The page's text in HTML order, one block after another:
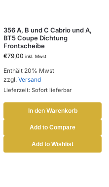
356 A, B und C Cabrio und A,
BT5 Coupe Dichtung
Frontscheibe
€79,00 inkl. Mwst
Enthält 20% Mwst
zzgl. Versand
Lieferzeit: Sofort lieferbar
In den Warenkorb
Add to Compare
Add to Wishlist